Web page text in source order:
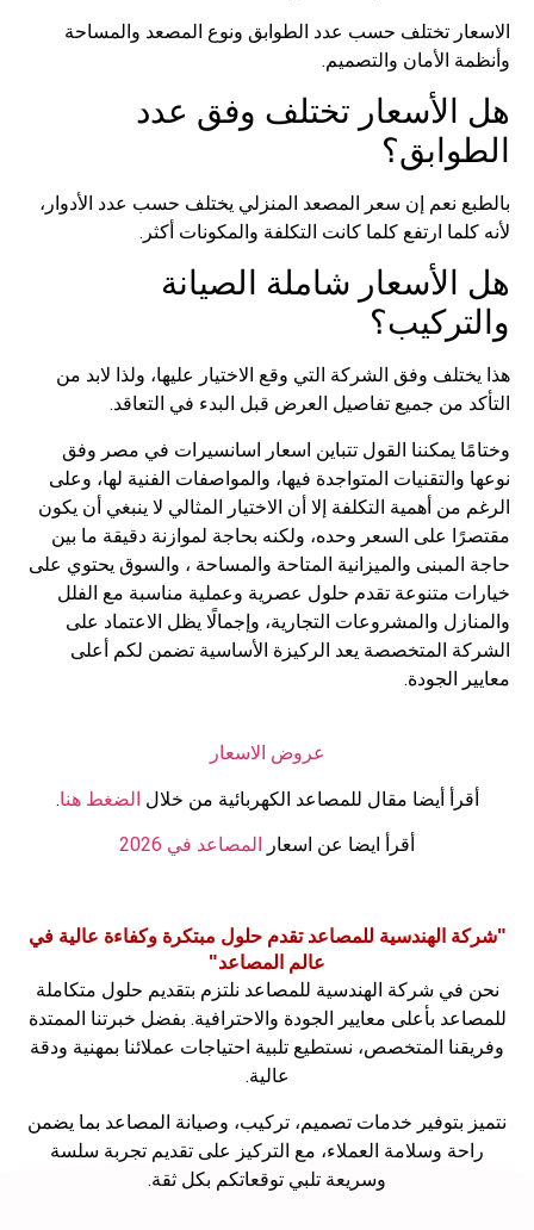
الاسعار تختلف حسب عدد الطوابق ونوع المصعد والمساحة
وأنظمة الأمان والتصميم.
هل الأسعار تختلف وفق عدد
الطوابق؟
بالطبع نعم إن سعر المصعد المنزلي يختلف حسب عدد الأدوار،
لأنه كلما ارتفع كلما كانت التكلفة والمكونات أكثر.
هل الأسعار شاملة الصيانة
والتركيب؟
هذا يختلف وفق الشركة التي وقع الاختيار عليها، ولذا لابد من
التأكد من جميع تفاصيل العرض قبل البدء في التعاقد.
وختامًا يمكننا القول تتباين اسعار اسانسيرات في مصر وفق
نوعها والتقنيات المتواجدة فيها، والمواصفات الفنية لها، وعلى
الرغم من أهمية التكلفة إلا أن الاختيار المثالي لا ينبغي أن يكون
مقتصرًا على السعر وحده، ولكنه بحاجة لموازنة دقيقة ما بين
حاجة المبنى والميزانية المتاحة والمساحة ، والسوق يحتوي على
خيارات متنوعة تقدم حلول عصرية وعملية مناسبة مع الفلل
والمنازل والمشروعات التجارية، وإجمالًا يظل الاعتماد على
الشركة المتخصصة يعد الركيزة الأساسية تضمن لكم أعلى
معايير الجودة.
عروض الاسعار
أقرأ أيضا مقال للمصاعد الكهربائية من خلال الضغط هنا.
أقرأ ايضا عن اسعار المصاعد في 2026
"شركة الهندسية للمصاعد تقدم حلول مبتكرة وكفاءة عالية في
عالم المصاعد"
نحن في شركة الهندسية للمصاعد نلتزم بتقديم حلول متكاملة
للمصاعد بأعلى معايير الجودة والاحترافية. بفضل خبرتنا الممتدة
وفريقنا المتخصص، نستطيع تلبية احتياجات عملائنا بمهنية ودقة
عالية.
نتميز بتوفير خدمات تصميم، تركيب، وصيانة المصاعد بما يضمن
راحة وسلامة العملاء، مع التركيز على تقديم تجربة سلسة
وسريعة تلبي توقعاتكم بكل ثقة.